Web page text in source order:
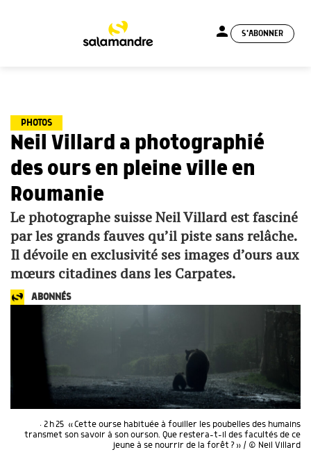
person S'ABONNER
PHOTOS
Neil Villard a photographié
des ours en pleine ville en
Roumanie
Le photographe suisse Neil Villard est fasciné
par les grands fauves qu’il piste sans relâche.
Il dévoile en exclusivité ses images d’ours aux
mœurs citadines dans les Carpates.
ABONNÉS
• 2 h 25 « Cette ourse habituée à fouiller les poubelles des humains
transmet son savoir à son ourson. Que restera-t-il des facultés de ce
jeune à se nourrir de la forêt ? » / © Neil Villard